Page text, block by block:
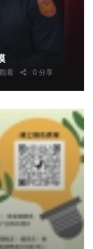
看 0 分享